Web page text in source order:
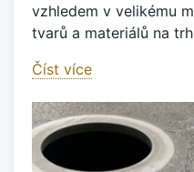
vzhledem v velikému
tvarů a materiálů na
Číst více